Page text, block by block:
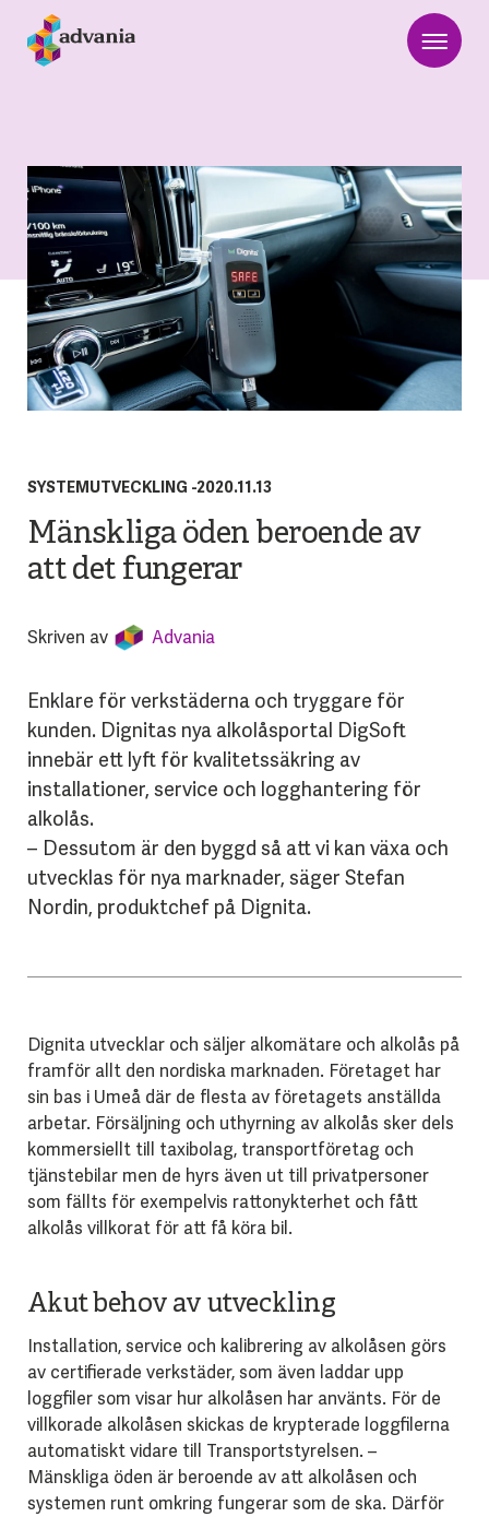
SYSTEMUTVECKLING -2020.11.13
Mänskliga öden beroende av
att det fungerar
Skriven av Advania
Enklare för verkstäderna och tryggare för
kunden. Dignitas nya alkolåsportal DigSoft
innebär ett lyft för kvalitetssäkring av
installationer, service och logghantering för
alkolås.
– Dessutom är den byggd så att vi kan växa och
utvecklas för nya marknader, säger Stefan
Nordin, produktchef på Dignita.
Dignita utvecklar och säljer alkomätare och alkolås på
framför allt den nordiska marknaden. Företaget har
sin bas i Umeå där de flesta av företagets anställda
arbetar. Försäljning och uthyrning av alkolås sker dels
kommersiellt till taxibolag, transportföretag och
tjänstebilar men de hyrs även ut till privatpersoner
som fällts för exempelvis rattonykterhet och fått
alkolås villkorat för att få köra bil.
Akut behov av utveckling
Installation, service och kalibrering av alkolåsen görs
av certifierade verkstäder, som även laddar upp
loggfiler som visar hur alkolåsen har använts. För de
villkorade alkolåsen skickas de krypterade loggfilerna
automatiskt vidare till Transportstyrelsen. –
Mänskliga öden är beroende av att alkolåsen och
systemen runt omkring fungerar som de ska. Därför